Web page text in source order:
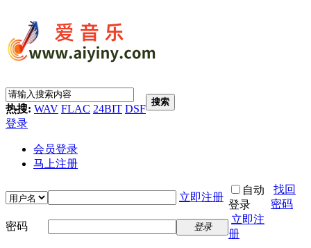
热搜: WAV FLAC 24BIT DSF
搜索
登录
会员登录
马上注册
立即注册
自动
登录
找回
密码
密码
登录
立即注
册